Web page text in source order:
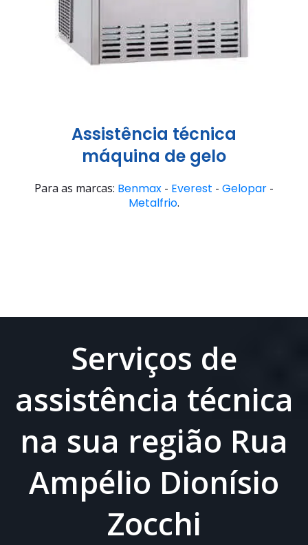
Assistência técnica
máquina de gelo
Para as marcas: Benmax - Everest - Gelopar -
Metalfrio.
Serviços de
assistência técnica
na sua região Rua
Ampélio Dionísio
Zocchi